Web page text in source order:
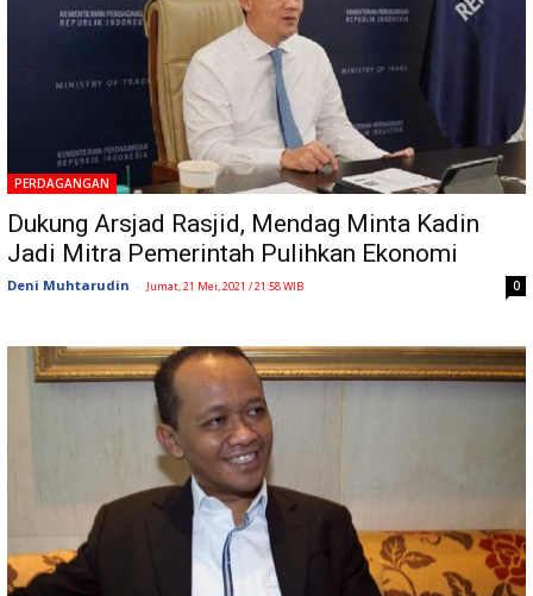
PERDAGANGAN
Dukung Arsjad Rasjid, Mendag Minta Kadin
Jadi Mitra Pemerintah Pulihkan Ekonomi
Deni Muhtarudin - Jumat, 21 Mei, 2021 / 21:58 WIB 0